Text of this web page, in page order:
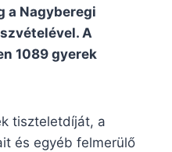
a Nagyberegi
A
1089 gyerek
tiszteletdíját, a
és egyéb felmerülő